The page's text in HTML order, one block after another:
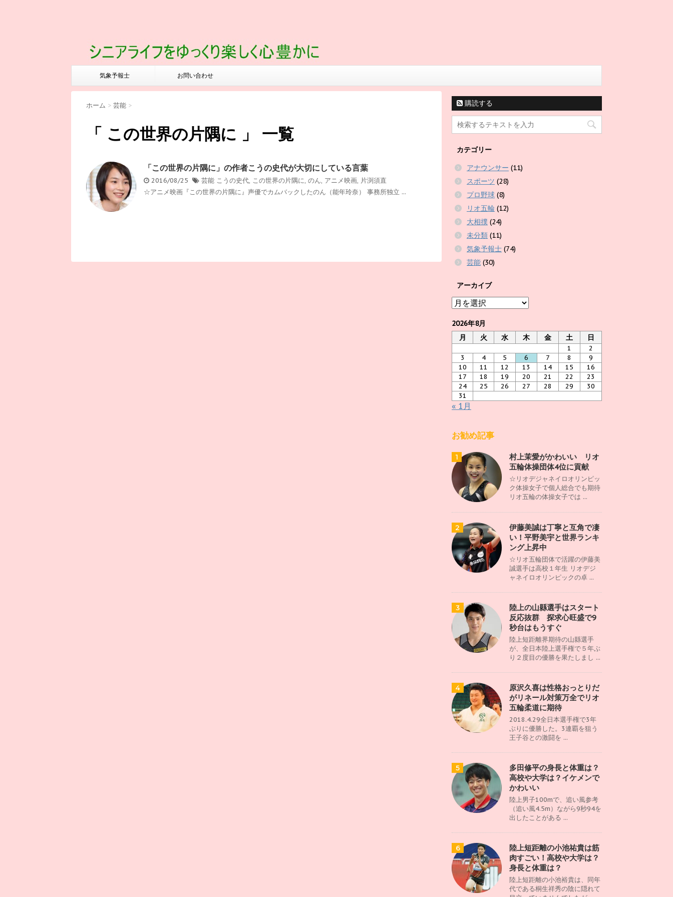
気象予報士 お問い合わせ
ホーム > 芸能 >
「 この世界の片隅に 」 一覧
「この世界の片隅に」の作者こうの史代が大切にしている言葉
2016/08/25 芸能 こうの史代, この世界の片隅に, のん, アニメ映画, 片渕須直
☆アニメ映画『この世界の片隅に』声優でカムバックしたのん（能年玲奈） 事務所独立 ...
購読する
カテゴリー
アナウンサー (11)
スポーツ (28)
プロ野球 (8)
リオ五輪 (12)
大相撲 (24)
未分類 (11)
気象予報士 (74)
芸能 (30)
アーカイブ
ア
カ
イ
ブ
2026年8月
月
火 水 木 金 土 日
1
2
3
4 5 6 7 8
9
10
11 12 13 14 15
16
17
18 19 20 21 22
23
24
25 26 27 28 29
30
31
« 1月
お勧め記事
1
村上茉愛がかわいい リオ
五輪体操団体4位に貢献
☆リオデジャネイロオリンピッ
ク体操女子で個人総合でも期待
リオ五輪の体操女子では ...
2
伊藤美誠は丁寧と互角で凄
い！平野美宇と世界ランキ
ング上昇中
☆リオ五輪団体で活躍の伊藤美
誠選手は高校１年生 リオデジ
ャネイロオリンピックの卓 ...
3
陸上の山縣選手はスタート
反応抜群 探求心旺盛で9
秒台はもうすぐ
陸上短距離界期待の山縣選手
が、全日本陸上選手権で５年ぶ
り２度目の優勝を果たしまし ...
4
原沢久喜は性格おっとりだ
がリネール対策万全でリオ
五輪柔道に期待
2018.4.29全日本選手権で3年
ぶりに優勝した。3連覇を狙う
王子谷との激闘を ...
5
多田修平の身長と体重は？
高校や大学は？イケメンで
かわいい
陸上男子100mで、追い風参考
（追い風4.5m）ながら9秒94を
出したことがある ...
6
陸上短距離の小池祐貴は筋
肉すごい！高校や大学は？
身長と体重は？
陸上短距離の小池裕貴は、同年
代である桐生祥秀の陰に隠れて